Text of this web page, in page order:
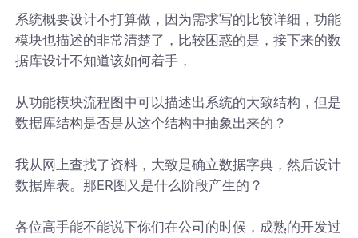
系统概要设计不打算做，因为需求写的比较详细，功能
模块也描述的非常清楚了，比较困惑的是，接下来的数
据库设计不知道该如何着手，
从功能模块流程图中可以描述出系统的大致结构，但是
数据库结构是否是从这个结构中抽象出来的？
我从网上查找了资料，大致是确立数据字典，然后设计
数据库表。那ER图又是什么阶段产生的？
各位高手能不能说下你们在公司的时候，成熟的开发过